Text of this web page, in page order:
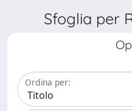
Sfoglia per
Ordina per: